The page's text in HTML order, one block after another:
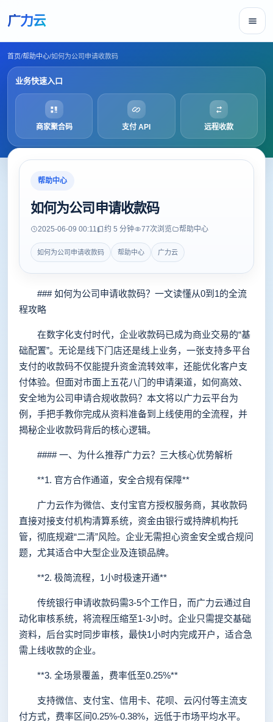
广力云
首页/帮助中心/如何为公司申请收款码
业务快速入口
商家聚合码 支付 API 远程收款
帮助中心
如何为公司申请收款码
2025-06-09 00:11 约 5 分钟 77次浏览 帮助中心
如何为公司申请收款码 帮助中心 广力云
### 如何为公司申请收款码？一文读懂从0到1的全流
程攻略
在数字化支付时代，企业收款码已成为商业交易的“基
础配置”。无论是线下门店还是线上业务，一张支持多平台
支付的收款码不仅能提升资金流转效率，还能优化客户支
付体验。但面对市面上五花八门的申请渠道，如何高效、
安全地为公司申请合规收款码？本文将以广力云平台为
例，手把手教你完成从资料准备到上线使用的全流程，并
揭秘企业收款码背后的核心逻辑。
#### 一、为什么推荐广力云？三大核心优势解析
**1. 官方合作通道，安全合规有保障**
广力云作为微信、支付宝官方授权服务商，其收款码
直接对接支付机构清算系统，资金由银行或持牌机构托
管，彻底规避“二清”风险。企业无需担心资金安全或合规问
题，尤其适合中大型企业及连锁品牌。
**2. 极简流程，1小时极速开通**
传统银行申请收款码需3-5个工作日，而广力云通过自
动化审核系统，将流程压缩至1-3小时。企业只需提交基础
资料，后台实时同步审核，最快1小时内完成开户，适合急
需上线收款的企业。
**3. 全场景覆盖，费率低至0.25%**
支持微信、支付宝、信用卡、花呗、云闪付等主流支
付方式，费率区间0.25%-0.38%，远低于市场平均水平。